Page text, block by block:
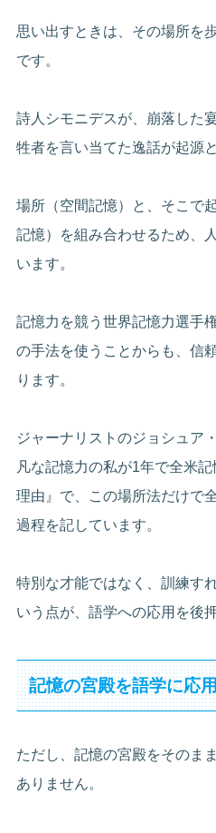
思い出すときは、その場所を
です。
詩人シモニデスが、崩落した
牲者を言い当てた逸話が起源
場所（空間記憶）と、そこで
記憶）を組み合わせるため、
います。
記憶力を競う世界記憶力選手
の手法を使うことからも、信
ります。
ジャーナリストのジョシュア
凡な記憶力の私が1年で全米
理由』で、この場所法だけで
過程を記しています。
特別な才能ではなく、訓練す
いう点が、語学への応用を後
記憶の宮殿を語学に応
ただし、記憶の宮殿をそのま
ありません。